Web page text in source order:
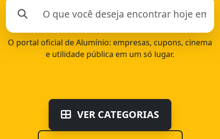
O portal oficial de Alumínio: empresas, cupons, cinema
e utilidade pública em um só lugar.
VER CATEGORIAS